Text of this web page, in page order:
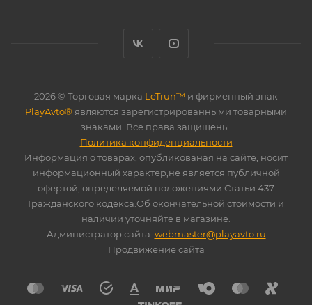
2026 © Торговая марка LeTrun™ и фирменный знак
PlayAvto® являются зарегистрированными товарными
знаками. Все права защищены.
Политика конфиденциальности
Информация о товарах, опубликованая на сайте, носит
информационный характер,не является публичной
офертой, определяемой положениями Статьи 437
Гражданского кодекса.Об окончательной стоимости и
наличии уточняйте в магазине.
Администратор сайта: webmaster@playavto.ru
Продвижение сайта